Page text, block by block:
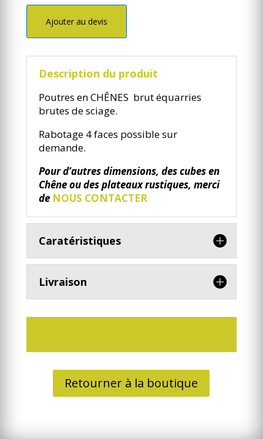
poteau
CHÊNESAjouter au devis
Description du produit
Poutres en CHÊNES brut équarries
brutes de sciage.
Rabotage 4 faces possible sur
demande.
Pour d’autres dimensions, des cubes en
Chêne ou des plateaux rustiques, merci
de NOUS CONTACTER
Caratéristiques
Livraison
Retourner à la boutique